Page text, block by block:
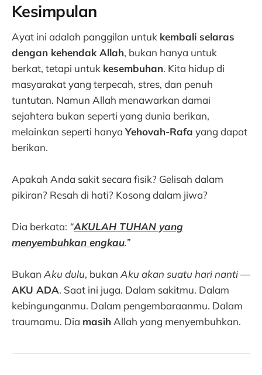
Kesimpulan
Ayat ini adalah panggilan untuk kembali selaras
dengan kehendak Allah, bukan hanya untuk
berkat, tetapi untuk kesembuhan. Kita hidup di
masyarakat yang terpecah, stres, dan penuh
tuntutan. Namun Allah menawarkan damai
sejahtera bukan seperti yang dunia berikan,
melainkan seperti hanyaYehovah-Rafa yang dapat
berikan.
Apakah Anda sakit secara fisik? Gelisah dalam
pikiran? Resah di hati? Kosong dalam jiwa?
Dia berkata: “AKULAH TUHAN yang
menyembuhkan engkau.”
Bukan Aku dulu, bukan Aku akan suatu hari nanti—
AKU ADA. Saat ini juga. Dalam sakitmu. Dalam
kebingunganmu. Dalam pengembaraanmu. Dalam
traumamu. Dia masih Allah yang menyembuhkan.